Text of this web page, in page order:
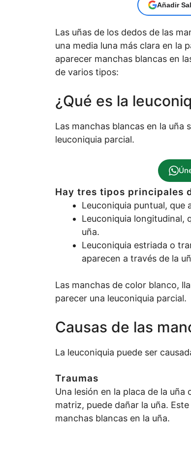
Añadir
Las uñas de los dedos de las
una media luna más clara en la
aparecer manchas blancas en
de varios tipos:
¿Qué es la
Las manchas blancas en la uña
leuconiquia parcial.
Hay tres tipos principales
Leuconiquia puntual, que
Leuconiquia longitudinal,
uña.
Leuconiquia estriada o
aparecen a través de la
Las manchas de color blanco,
parecer una leuconiquia parcial.
Causas de las
La leuconiquia puede ser
Traumas
Una lesión en la placa de la
matriz, puede dañar la uña.
manchas blancas en la uña.